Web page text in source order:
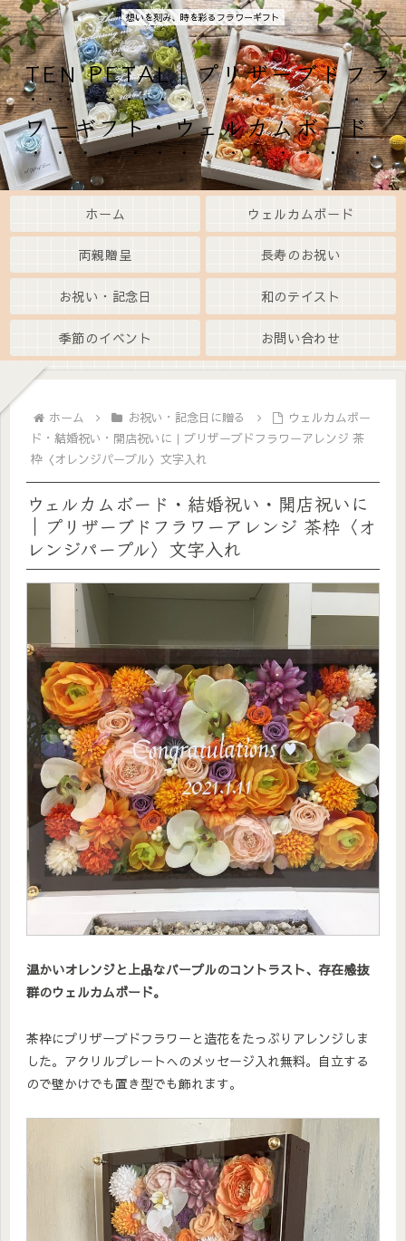
想いを刻み、時を彩るフラワーギフト
TEN PETAL｜プリザーブドフラ
ワーギフト・ウェルカムボード
ホーム ウェルカムボード
両親贈呈 長寿のお祝い
お祝い・記念日 和のテイスト
季節のイベント お問い合わせ
ホーム お祝い・記念日に贈る
ウェルカムボー
ド・結婚祝い・開店祝いに｜プリザーブドフラワーアレンジ 茶
枠〈オレンジパープル〉文字入れ
ウェルカムボード・結婚祝い・開店祝いに
｜プリザーブドフラワーアレンジ 茶枠〈オ
レンジパープル〉文字入れ
温かいオレンジと上品なパープルのコントラスト、存在感抜
群のウェルカムボード。
茶枠にプリザーブドフラワーと造花をたっぷりアレンジしま
した。アクリルプレートへのメッセージ入れ無料。自立する
ので壁かけでも置き型でも飾れます。